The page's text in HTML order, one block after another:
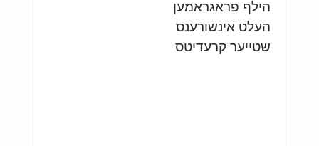
הילף פראגראמען
העלט אינשורענס
שטייער קרעדיטס